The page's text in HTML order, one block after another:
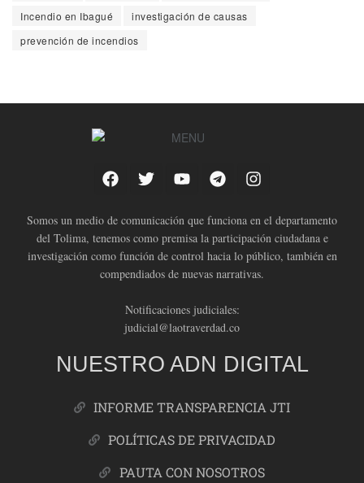
Incendio en Ibagué
investigación de causas
prevención de incendios
Somos un medio de comunicación que funciona en el departamento
del Tolima, tenemos como premisa la participación ciudadana e
investigación como función de control hacia lo público, también en
compendiados de nuevas narrativas.
Notificaciones judiciales:
judicial@laotraverdad.co
NUESTRO ADN DIGITAL
INFORME TRANSPARENCIA JTI
POLÍTICAS DE PRIVACIDAD
PAUTA CON NOSOTROS